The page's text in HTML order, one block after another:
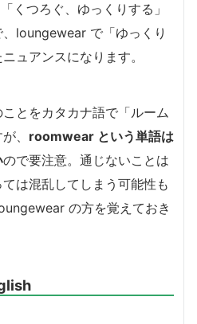
くつろぐ、ゆっくりする」
loungewear で「ゆっくり
ュアンスになります。
とをカタカナ語で「ルーム
、 roomwear という単語は
ので要注意。通じないことは
は混乱してしまう可能性も
の方を覚えておき